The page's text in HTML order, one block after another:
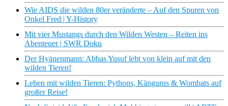
Wie AIDS die wilden 80er veränderte – Auf den Spuren von
Onkel Fred | Y-History
Mit vier Mustangs durch den Wilden Westen – Reiten ins
Abenteuer | SWR Doku
Der Hyänenmann: Abbas Yusuf lebt von klein auf mit den
wilden Tieren!
Leben mit wilden Tieren: Pythons, Kängurus & Wombats auf
großer Reise!